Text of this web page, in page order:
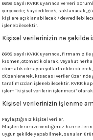
°C
1305 °C
°C
- 1046 °C
6698 sayılı KVKK uyarınca ve Veri
çerçevede; kaydedilecek, saklanacak,
kişilere açıklanabilecek /
işlenebilecektir.
Kişisel verilerinizin ne şekilde
6698 sayılı KVKK uyarınca, Firmamız
kısmen, otomatik olarak, veyahut
otomatik olmayan yollarla elde
düzenlenerek, kısacası veriler
tarafımızdan işlenebilecektir. KVKK
işlem "kişisel verilerin işlenmesi”
Kişisel verilerinizin işlenme
Paylaştığınız kişisel veriler,
Müşterilerimize verdiğimiz hizmetlerin
uygun şekilde yapabilmek, sunulan